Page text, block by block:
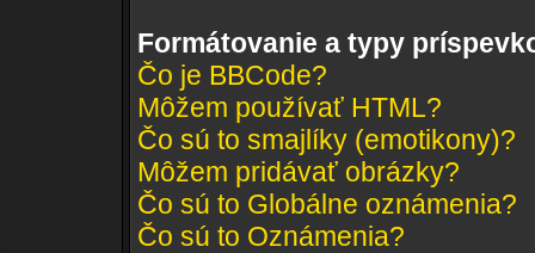
Formátovanie a typy
Čo je BBCode?
Môžem používať HTML?
Čo sú to smajlíky (emotikony)?
Môžem pridávať obrázky?
Čo sú to Globálne oznámenia?
Čo sú to Oznámenia?